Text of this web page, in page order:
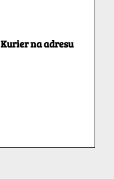
Kurier na adresu